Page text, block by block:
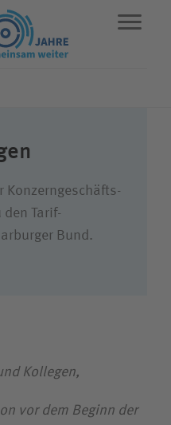
Konzern­geschäfts­
den Tarif­
Bund.
Kollegen,
vor dem Beginn der